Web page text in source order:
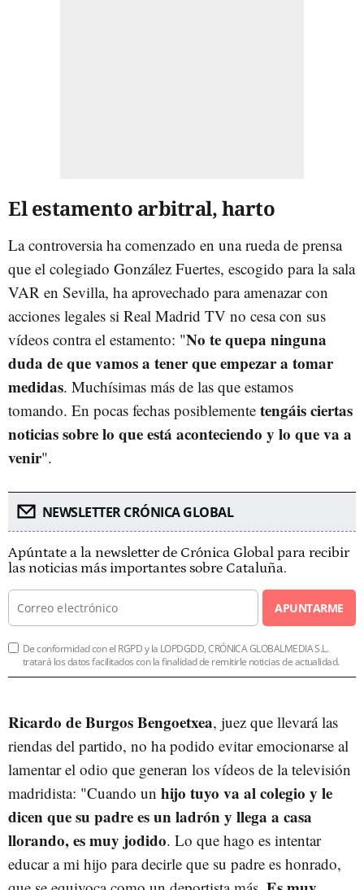
El estamento arbitral, harto
La controversia ha comenzado en una rueda de prensa
que el colegiado González Fuertes, escogido para la sala
VAR en Sevilla, ha aprovechado para amenazar con
acciones legales si Real Madrid TV no cesa con sus
vídeos contra el estamento: "No te quepa ninguna
duda de que vamos a tener que empezar a tomar
medidas. Muchísimas más de las que estamos
tomando. En pocas fechas posiblemente tengáis ciertas
noticias sobre lo que está aconteciendo y lo que va a
venir".
NEWSLETTER CRÓNICA GLOBAL
Apúntate a la newsletter de Crónica Global para recibir
las noticias más importantes sobre Cataluña.
APUNTARME
De conformidad con el RGPD y la LOPDGDD, CRÓNICA GLOBALMEDIA S.L.
tratará los datos facilitados con la finalidad de remitirle noticias de actualidad.
Ricardo de Burgos Bengoetxea, juez que llevará las
riendas del partido, no ha podido evitar emocionarse al
lamentar el odio que generan los vídeos de la televisión
madridista: "Cuando un hijo tuyo va al colegio y le
dicen que su padre es un ladrón y llega a casa
llorando, es muy jodido. Lo que hago es intentar
educar a mi hijo para decirle que su padre es honrado,